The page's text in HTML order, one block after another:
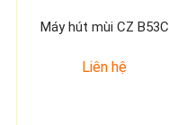
Máy hút mùi CZ B53C
Liên hệ